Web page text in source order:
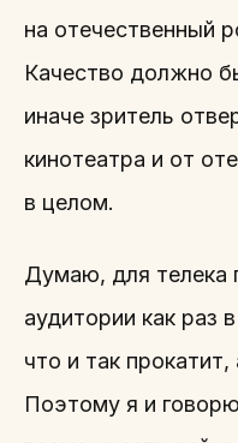
на отечественный
Качество должно
иначе зритель
кинотеатра и от
в целом.
Думаю, для телека
аудитории как раз
что и так
Поэтому я и